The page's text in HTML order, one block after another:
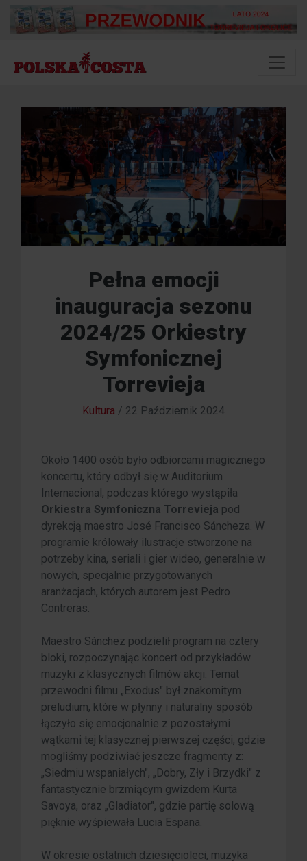
Pełna emocji
inauguracja sezonu
2024/25 Orkiestry
Symfonicznej
Torrevieja
Kultura / 22 Październik 2024
Około 1400 osób było odbiorcami magicznego
koncertu, który odbył się w Auditorium
Internacional, podczas którego wystąpiła
Orkiestra Symfoniczna Torrevieja pod
dyrekcją maestro José Francisco Sáncheza. W
programie królowały ilustracje stworzone na
potrzeby kina, seriali i gier wideo, generalnie w
nowych, specjalnie przygotowanych
aranżacjach, których autorem jest Pedro
Contreras.
Maestro Sánchez podzielił program na cztery
bloki, rozpoczynając koncert od przykładów
muzyki z klasycznych filmów akcji. Temat
przewodni filmu „Exodus" był znakomitym
preludium, które w płynny i naturalny sposób
łączyło się emocjonalnie z pozostałymi
wątkami tej klasycznej pierwszej części, gdzie
mogliśmy podziwiać jeszcze fragmenty z:
„Siedmiu wspaniałych", „Dobry, Zły i Brzydki" z
fantastycznie brzmiącym gwizdem Kurta
Savoya, oraz „Gladiator", gdzie partię solową
pięknie wyśpiewała Lucia Espana.
W okresie ostatnich dziesięcioleci, muzyka